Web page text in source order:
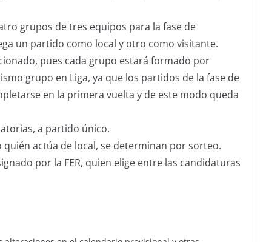
grupos de tres equipos para la fase de
un partido como local y otro como visitante.
pues cada grupo estará formado por
grupo en Liga, ya que los partidos de la fase de
en la primera vuelta y de este modo queda
a partido único.
quién actúa de local, se determinan por sorteo.
por la FER, quien elige entre las candidaturas